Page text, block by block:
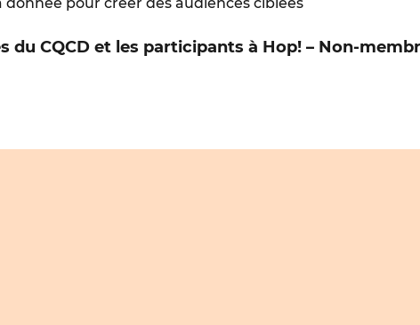
CQCD et les participants à Hop! – Non-